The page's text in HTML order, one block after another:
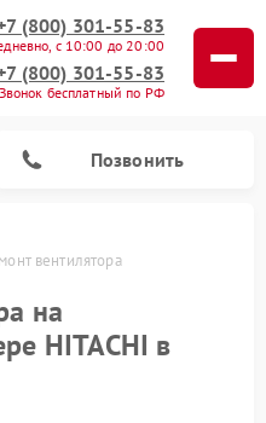
(800) 301-55-83
с 10:00 до 20:00
(800) 301-55-83
Звонок бесплатный по РФ
Позвонить
вентилятора
на
HITACHI в